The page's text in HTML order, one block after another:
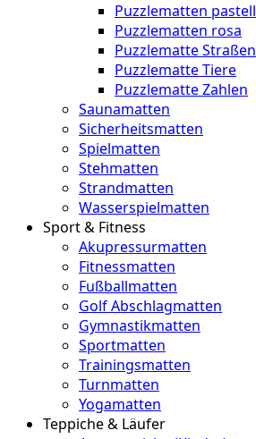
Puzzlematten pastell
Puzzlematten rosa
Puzzlematte Straßen
Puzzlematte Tiere
Puzzlematte Zahlen
Saunamatten
Sicherheitsmatten
Spielmatten
Stehmatten
Strandmatten
Wasserspielmatten
Sport & Fitness
Akupressurmatten
Fitnessmatten
Fußballmatten
Golf Abschlagmatten
Gymnastikmatten
Sportmatten
Trainingsmatten
Turnmatten
Yogamatten
Teppiche & Läufer